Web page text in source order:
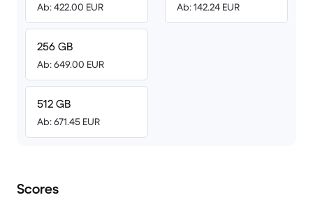
Ab: 422.00 EUR
256 GB
Ab: 649.00 EUR
512 GB
Ab: 671.45 EUR
Ab: 142.24 EUR
Scores